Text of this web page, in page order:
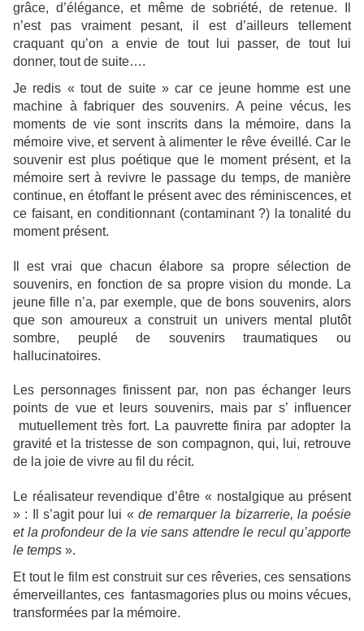
grâce, d’élégance, et même de sobriété, de retenue. Il
n’est pas vraiment pesant, il est d’ailleurs tellement
craquant qu’on a envie de tout lui passer, de tout lui
donner, tout de suite….
Je redis « tout de suite » car ce jeune homme est une
machine à fabriquer des souvenirs. A peine vécus, les
moments de vie sont inscrits dans la mémoire, dans la
mémoire vive, et servent à alimenter le rêve éveillé. Car le
souvenir est plus poétique que le moment présent, et la
mémoire sert à revivre le passage du temps, de manière
continue, en étoffant le présent avec des réminiscences, et
ce faisant, en conditionnant (contaminant ?) la tonalité du
moment présent.
Il est vrai que chacun élabore sa propre sélection de
souvenirs, en fonction de sa propre vision du monde. La
jeune fille n’a, par exemple, que de bons souvenirs, alors
que son amoureux a construit un univers mental plutôt
sombre, peuplé de souvenirs traumatiques ou
hallucinatoires.
Les personnages finissent par, non pas échanger leurs
points de vue et leurs souvenirs, mais par s’ influencer
mutuellement très fort. La pauvrette finira par adopter la
gravité et la tristesse de son compagnon, qui, lui, retrouve
de la joie de vivre au fil du récit.
Le réalisateur revendique d’être « nostalgique au présent
» : Il s’agit pour lui « de remarquer la bizarrerie, la poésie
et la profondeur de la vie sans attendre le recul qu’apporte
le temps ».
Et tout le film est construit sur ces rêveries, ces sensations
émerveillantes, ces fantasmagories plus ou moins vécues,
transformées par la mémoire.